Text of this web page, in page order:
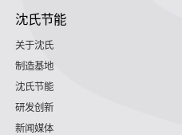
沈氏节能
关于沈氏
制造基地
沈氏节能
研发创新
新闻媒体